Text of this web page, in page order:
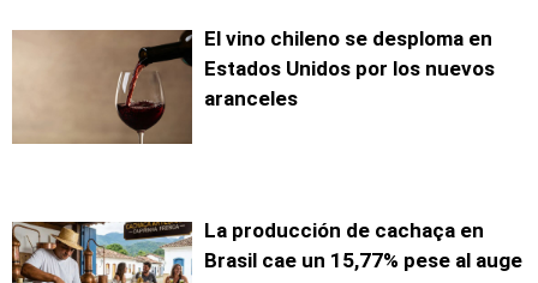
El vino chileno se desploma en
Estados Unidos por los nuevos
aranceles
La producción de cachaça en
Brasil cae un 15,77% pese al auge